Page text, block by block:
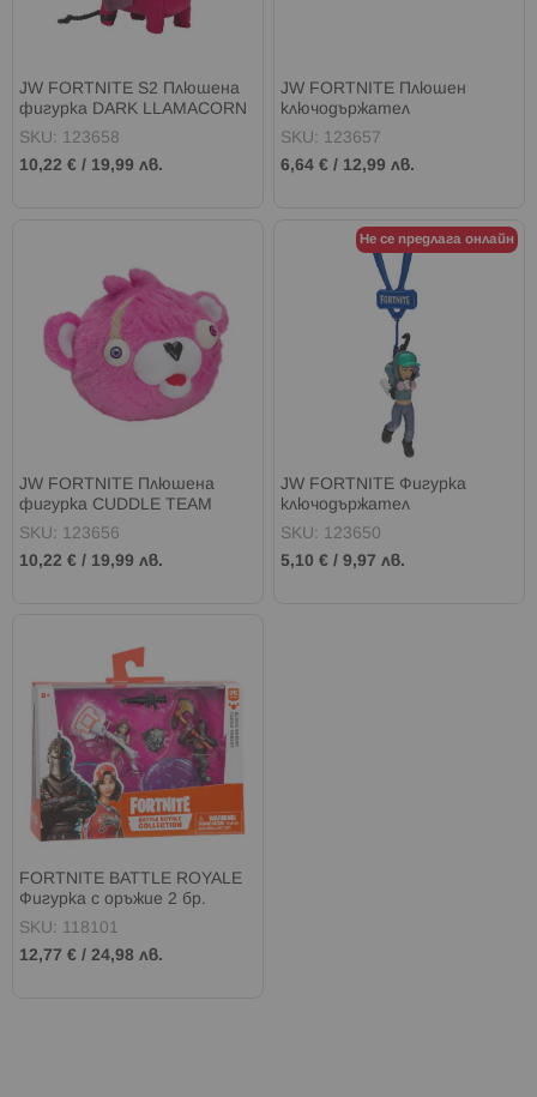
JW FORTNITE S2 Плюшена
фигурка DARK LLAMACORN
SKU: 123658
10,22 € / 19,99 лв.
JW FORTNITE Плюшен
ключодържател
SKU: 123657
6,64 € / 12,99 лв.
JW FORTNITE Плюшена
фигурка CUDDLE TEAM
LEADER
SKU: 123656
10,22 € / 19,99 лв.
Не се предлага онлайн
JW FORTNITE Фигурка
ключодържател
SKU: 123650
5,10 € /9,97 лв.
FORTNITE BATTLE ROYALE
Фигурка с оръжие 2 бр.
SKU: 118101
12,77 € / 24,98 лв.